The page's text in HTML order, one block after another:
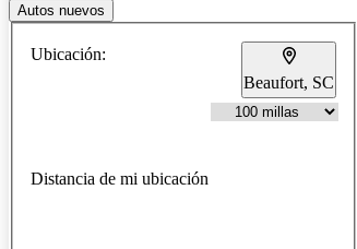
Autos nuevos
Ubicación:
Beaufort, SC
Distancia de mi ubicación